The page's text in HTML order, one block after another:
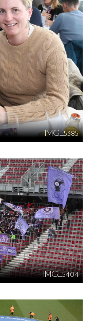
IMG_5385
IMG_5404